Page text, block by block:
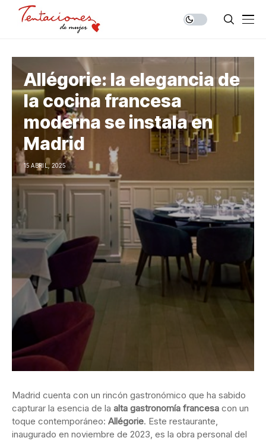
Allégorie: la elegancia de
la cocina francesa
moderna se instala en
Madrid
15 ABRIL, 2025
Madrid cuenta con un rincón gastronómico que ha sabido
capturar la esencia de la alta gastronomía francesa con un
toque contemporáneo: Allégorie. Este restaurante,
inaugurado en noviembre de 2023, es la obra personal del